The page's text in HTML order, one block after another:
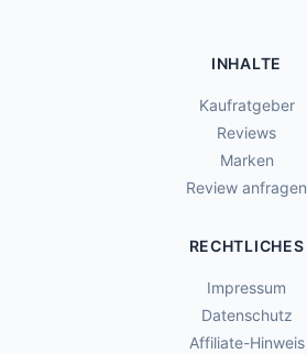
INHALTE
Kaufratgeber
Reviews
Marken
Review anfragen
RECHTLICHES
Impressum
Datenschutz
Affiliate-Hinweis